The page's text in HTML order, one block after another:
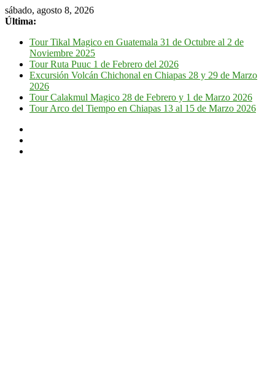
sábado, agosto 8, 2026
Última:
Tour Tikal Magico en Guatemala 31 de Octubre al 2 de
Noviembre 2025
Tour Ruta Puuc 1 de Febrero del 2026
Excursión Volcán Chichonal en Chiapas 28 y 29 de Marzo
2026
Tour Calakmul Magico 28 de Febrero y 1 de Marzo 2026
Tour Arco del Tiempo en Chiapas 13 al 15 de Marzo 2026